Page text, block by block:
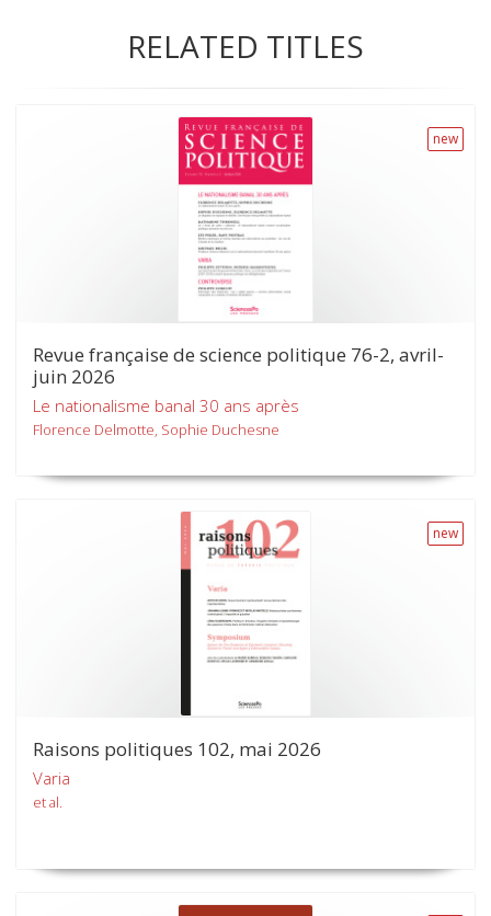
RELATED TITLES
new
Revue française de science politique 76-2, avril-
juin 2026
Le nationalisme banal 30 ans après
Florence Delmotte, Sophie Duchesne
new
Raisons politiques 102, mai 2026
Varia
et al.